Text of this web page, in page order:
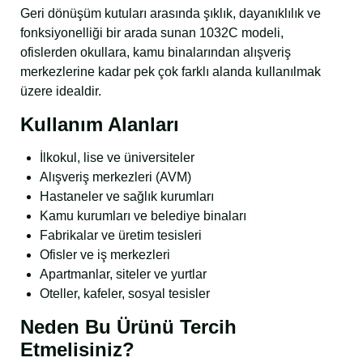
Geri dönüşüm kutuları arasında şıklık, dayanıklılık ve
fonksiyonelliği bir arada sunan 1032C modeli,
ofislerden okullara, kamu binalarından alışveriş
merkezlerine kadar pek çok farklı alanda kullanılmak
üzere idealdir.
Kullanım Alanları
İlkokul, lise ve üniversiteler
Alışveriş merkezleri (AVM)
Hastaneler ve sağlık kurumları
Kamu kurumları ve belediye binaları
Fabrikalar ve üretim tesisleri
Ofisler ve iş merkezleri
Apartmanlar, siteler ve yurtlar
Oteller, kafeler, sosyal tesisler
Neden Bu Ürünü Tercih
Etmelisiniz?